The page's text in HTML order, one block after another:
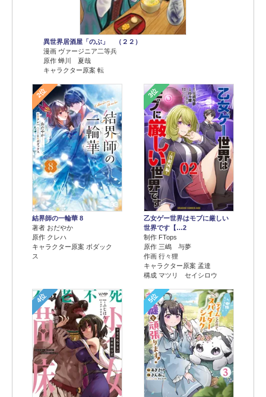
異世界居酒屋「のぶ」 （２２）
漫画 ヴァージニア二等兵
原作 蝉川 夏哉
キャラクター原案 転
2位
結界師の一輪華 8
著者 おだやか
原作 クレハ
キャラクター原案 ボダック
ス
3位
乙女ゲー世界はモブに厳しい
世界です【…2
制作 FTops
原作 三嶋 与夢
作画 行々狸
キャラクター原案 孟達
構成 マツリ セイシロウ
4位 5位